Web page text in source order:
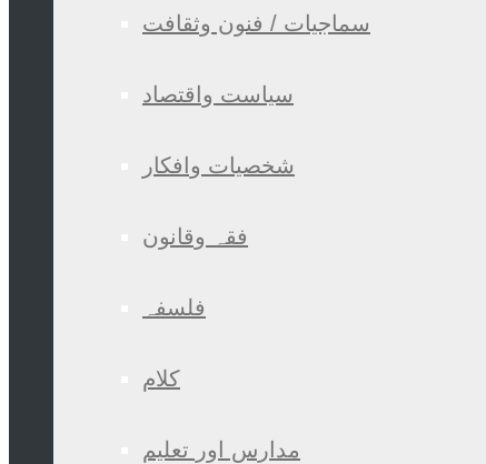
سماجیات / فنون وثقافت
سیاست واقتصاد
شخصیات وافکار
فقہ وقانون
فلسفہ
کلام
مدارس اور تعلیم